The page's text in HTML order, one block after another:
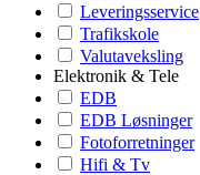
Leveringsservice
Trafikskole
Valutaveksling
Elektronik & Tele
EDB
EDB Løsninger
Fotoforretninger
Hifi & Tv